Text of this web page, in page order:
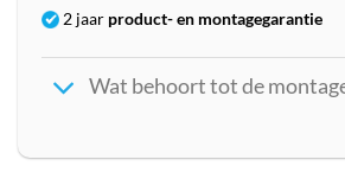
2 jaar product- en montagegarantie
Wat behoort tot de